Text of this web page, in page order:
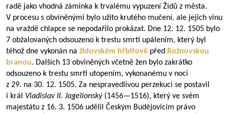
radě jako vhodná záminka k trvalému vypuzení Židů z města.
V procesu s obviněnými bylo užito krutého mučení, ale jejich vinu
na vraždě chlapce se nepodařilo prokázat. Dne 12. 12. 1505 bylo
7 obžalovaných odsouzeno k trestu smrti upálením, který byl
téhož dne vykonán na židovském hřbitově před Rožnovskou
branou. Dalších 13 obviněných včetně žen bylo zakrátko
odsouzeno k trestu smrti utopením, vykonanému v noci
z 29. na 30. 12. 1505. Za nespravedlivou perzekuci se postavil
i král Vladislav II. Jagellonský (1456—1516), který ve svém
majestátu z 16. 3. 1506 udělil Českým Budějovicím právo